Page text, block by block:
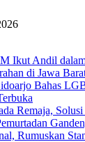
Ikut Andil dalam
di Jawa
Bahas
Remaja,
Rumuskan